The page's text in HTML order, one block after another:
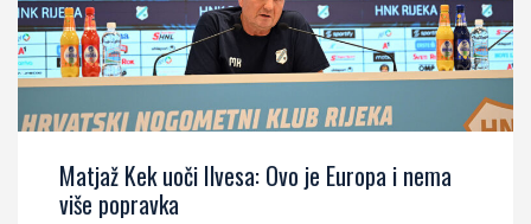
Matjaž Kek uoči Ilvesa: Ovo je Europa i nema
više popravka